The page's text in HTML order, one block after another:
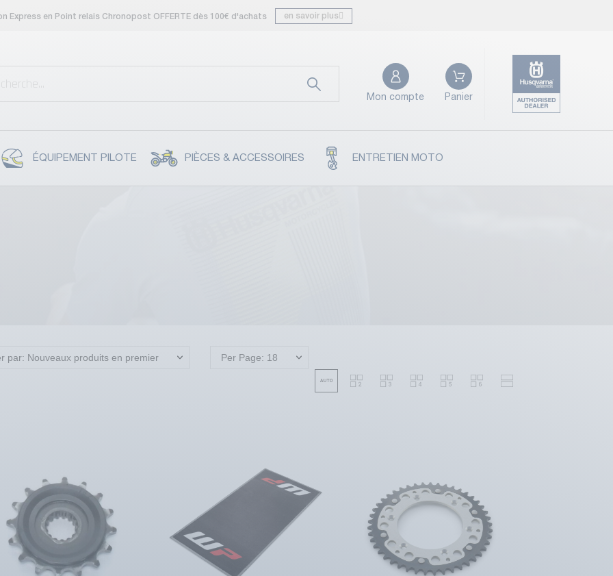
Express en Point relais Chronopost OFFERTE dès 100€ d'achats en savoir plus
Mon compte Panier
ÉQUIPEMENT PILOTE PIÈCES & ACCESSOIRES ENTRETIEN MOTO
par: Nouveaux produits en premier Per Page: 18